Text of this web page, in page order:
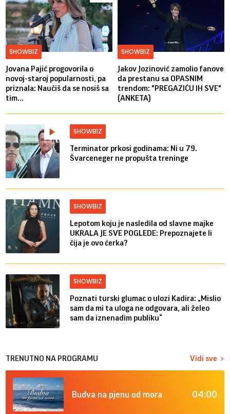
SHOWBIZ
Jovana Pajić progovorila o
novoj-staroj popularnosti, pa
priznala: Naučiš da se nosiš sa
tim...
SHOWBIZ
Jakov Jozinović zamolio fanove
da prestanu sa OPASNIM
trendom: "PREGAZIĆU IH SVE"
(ANKETA)
SHOWBIZ
Terminator prkosi godinama: Ni u 79.
Švarceneger ne propušta treninge
SHOWBIZ
Lepotom koju je nasledila od slavne majke
UKRALA JE SVE POGLEDE: Prepoznajete li
čija je ovo ćerka?
SHOWBIZ
Poznati turski glumac o ulozi Kadira: „Mislio
sam da mi ta uloga ne odgovara, ali želeo
sam da iznenadim publiku“
TRENUTNO NA PROGRAMU Vidi sve
Budva na pjenu od mora 04:00